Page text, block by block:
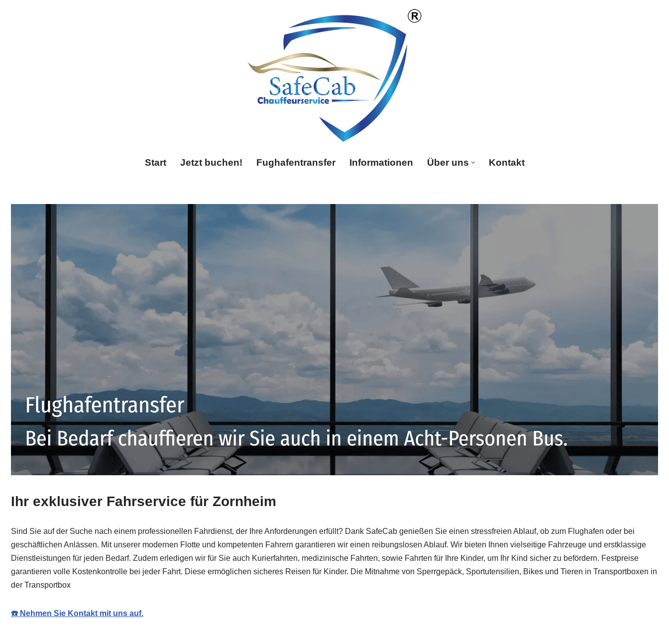
Start Jetzt buchen! Fughafentransfer Informationen Über uns Kontakt
Ihr exklusiver Fahrservice für Zornheim
Sind Sie auf der Suche nach einem professionellen Fahrdienst, der Ihre Anforderungen erfüllt? Dank SafeCab genießen Sie einen stressfreien Ablauf, ob zum Flughafen oder bei
geschäftlichen Anlässen. Mit unserer modernen Flotte und kompetenten Fahrern garantieren wir einen reibungslosen Ablauf. Wir bieten Ihnen vielseitige Fahrzeuge und erstklassige
Dienstleistungen für jeden Bedarf. Zudem erledigen wir für Sie auch Kurierfahrten, medizinische Fahrten, sowie Fahrten für Ihre Kinder, um Ihr Kind sicher zu befördern. Festpreise
garantieren volle Kostenkontrolle bei jeder Fahrt. Diese ermöglichen sicheres Reisen für Kinder. Die Mitnahme von Sperrgepäck, Sportutensilien, Bikes und Tieren in Transportboxen in
der Transportbox
☎️ Nehmen Sie Kontakt mit uns auf.